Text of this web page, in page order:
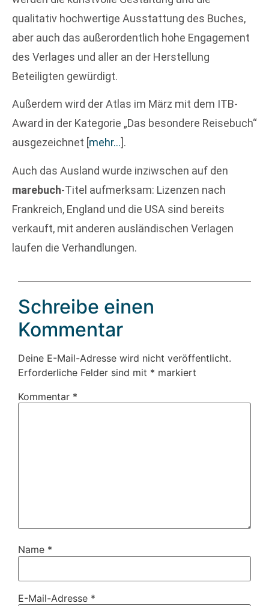
qualitativ hochwertige Ausstattung des Buches,
aber auch das außerordentlich hohe Engagement
des Verlages und aller an der Herstellung
Beteiligten gewürdigt.
Außerdem wird der Atlas im März mit dem ITB-
Award in der Kategorie „Das besondere Reisebuch“
ausgezeichnet [mehr…].
Auch das Ausland wurde inziwschen auf den
marebuch-Titel aufmerksam: Lizenzen nach
Frankreich, England und die USA sind bereits
verkauft, mit anderen ausländischen Verlagen
laufen die Verhandlungen.
Schreibe einen
Kommentar
Deine E-Mail-Adresse wird nicht veröffentlicht.
Erforderliche Felder sind mit * markiert
Kommentar *
Name *
E-Mail-Adresse *